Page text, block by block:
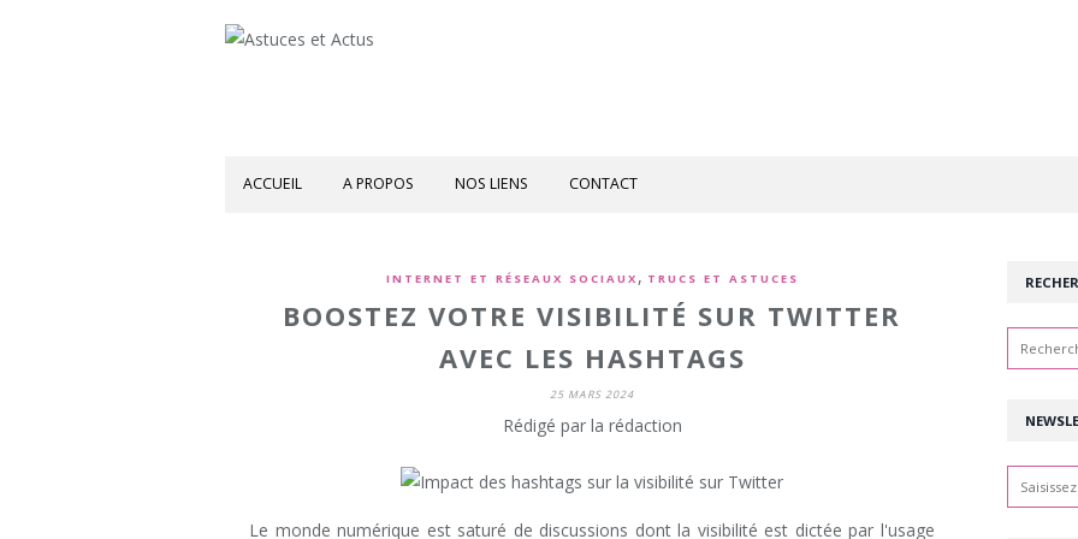
ACCUEIL A PROPOS NOS LIENS CONTACT
INTERNET ET RÉSEAUX SOCIAUX , TRUCS ET ASTUCES
BOOSTEZ VOTRE VISIBILITÉ SUR TWITTER
AVEC LES HASHTAGS
25 MARS 2024
Rédigé par la rédaction
Le monde numérique est saturé de discussions dont la visibilité est dictée par l'usage